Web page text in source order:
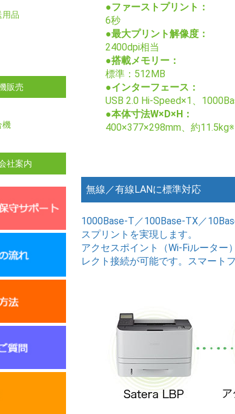
用品
販売
機
社案内
●ファーストプリント：
6秒
●最大プリント解像度：
2400dpi相当
●搭載メモリー：
標準：512MB
●インターフェース：
USB 2.0 Hi-Speed×1、
●本体寸法W×D×H：
400×377×298mm、約
無線／有線LANに標準対応
1000Base-T／100Base-TX／
スプリントを実現します。
アクセスポイント（Wi-Fiルーター
レクト接続が可能です。スマート